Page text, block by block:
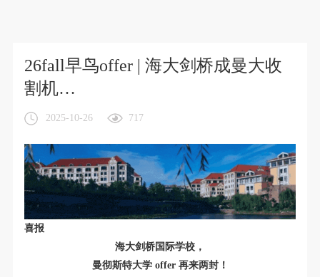
26fall早鸟offer | 海大剑桥成曼大收
割机…
2025-10-26 717
喜报
海大剑桥国际学校，
曼彻斯特大学 offer 再来两封！